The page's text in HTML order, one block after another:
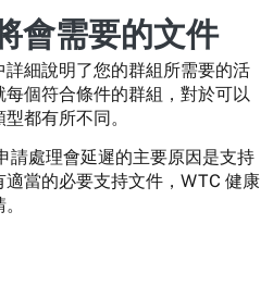
會需要的文件
細說明了您的群組所需要的活
個符合條件的群組，對於可以
都有所不同。
請處理會延遲的主要原因是支持
當的必要支持文件，WTC 健康